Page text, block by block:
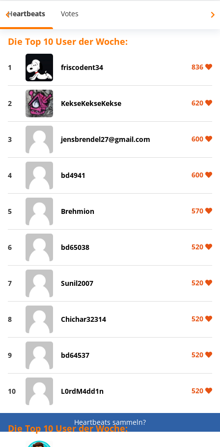
Heartbeats Votes
Die Top 10 User der Woche:
1 friscodent34 836
2 KekseKekseKekse 620
3 jensbrendel27@gmail.com 600
4 bd4941 600
5 Brehmion 570
6 bd65038 520
7 Sunil2007 520
8 Chichar32314 520
9 bd64537 520
10 L0rdM4dd1n 520
Heartbeats sammeln?
Die Top 10 User der Woche: